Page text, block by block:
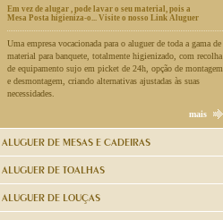
Em vez de alugar , pode lavar o seu material, pois a
Mesa Posta higieniza-o... Visite o nosso Link Aluguer
Uma empresa vocacionada para o aluguer de toda a gama de
material para banquete, totalmente higienizado, com recolha
de equipamento sujo em picket de 24h, opção de montagem
e desmontagem, criando alternativas ajustadas às suas
necessidades.
mais
ALUGUER DE MESAS E CADEIRAS
ALUGUER DE TOALHAS
ALUGUER DE LOUÇAS